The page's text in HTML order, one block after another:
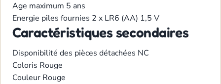
Age maximum 5 ans
Energie piles fournies 2 x LR6 (AA) 1,5 V
Caractéristiques secondaires
Disponibilité des pièces détachées NC
Coloris Rouge
Couleur Rouge